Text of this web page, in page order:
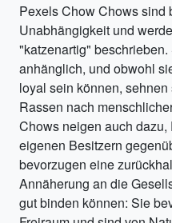
Pexels Chow Chows sind
Unabhängigkeit und
"katzenartig"
anhänglich, und obwohl
loyal sein können,
Rassen nach
Chows neigen auch
eigenen Besitzern
bevorzugen eine
Annäherung an die
gut binden können: Sie